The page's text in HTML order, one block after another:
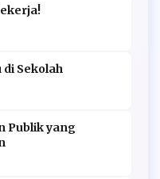
Sekolah
Publik yang